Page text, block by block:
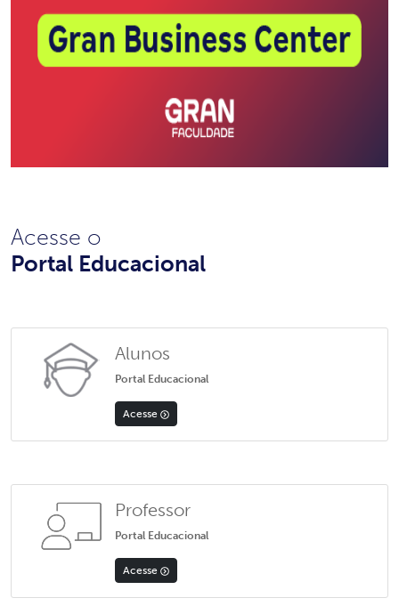
Acesse o
Portal Educacional
Alunos
Portal Educacional
Acesse
Professor
Portal Educacional
Acesse